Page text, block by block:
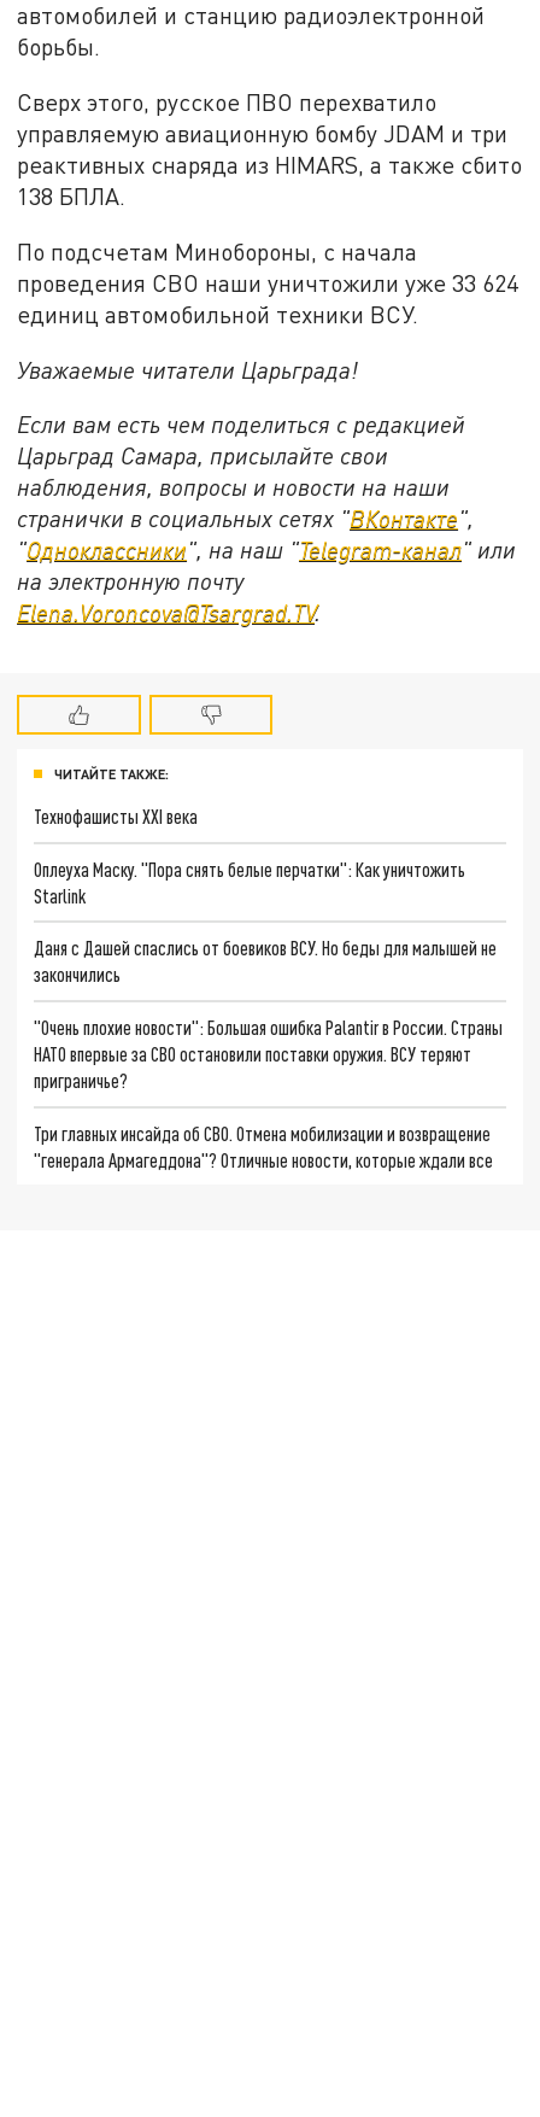
автомобилей и станцию радиоэлектронной
борьбы.
Сверх этого, русское ПВО перехватило
управляемую авиационную бомбу JDAM и три
реактивных снаряда из HIMARS, а также сбито
138 БПЛА.
По подсчетам Минобороны, с начала
проведения СВО наши уничтожили уже 33 624
единиц автомобильной техники ВСУ.
Уважаемые читатели Царьграда!
Если вам есть чем поделиться с редакцией
Царьград Самара, присылайте свои
наблюдения, вопросы и новости на наши
странички в социальных сетях "ВКонтакте",
"Одноклассники", на наш "Telegram-канал" или
на электронную почту
Elena.Voroncova@Tsargrad.TV.
ЧИТАЙТЕ ТАКЖЕ:
Технофашисты XXI века
Оплеуха Маску. "Пора снять белые перчатки": Как уничтожить
Starlink
Даня с Дашей спаслись от боевиков ВСУ. Но беды для малышей не
закончились
"Очень плохие новости": Большая ошибка Palantir в России. Страны
НАТО впервые за СВО остановили поставки оружия. ВСУ теряют
приграничье?
Три главных инсайда об СВО. Отмена мобилизации и возвращение
"генерала Армагеддона"? Отличные новости, которые ждали все